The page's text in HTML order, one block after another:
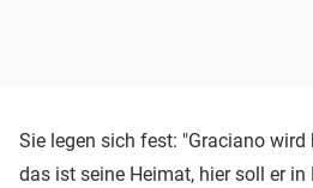
Sie legen sich fest: "Graciano wird
das ist seine Heimat, hier soll er in